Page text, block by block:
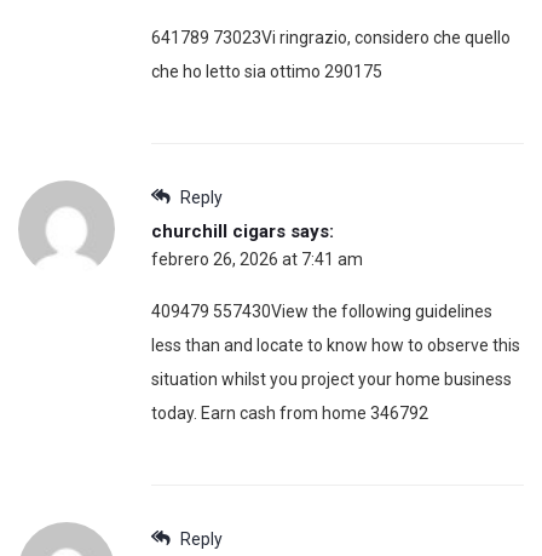
641789 73023Vi ringrazio, considero che quello
che ho letto sia ottimo 290175
Reply
churchill cigars says:
febrero 26, 2026 at 7:41 am
409479 557430View the following guidelines
less than and locate to know how to observe this
situation whilst you project your home business
today. Earn cash from home 346792
Reply